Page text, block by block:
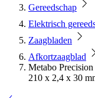
Gereedschap
Elektrisch
Zaagbladen
Afkortzaagblad
Metabo
210 x 2,4 x 30